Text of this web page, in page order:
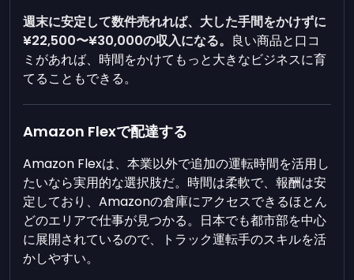
週末に安定して数件売れれば、大した手間をかけずに
¥22,500〜¥30,000の収入になる。 良い商品と口コ
ミがあれば、時間をかけてもっと大きなビジネスに育
てることもできる。
Amazon Flexで配達する
Amazon Flexは、本業以外で追加の運転時間を活用し
たいなら実用的な選択肢だ。時間は柔軟で、報酬は安
定しており、Amazonの倉庫にアクセスできるほとん
どのエリアで仕事が見つかる。日本でも都市部を中心
に展開されているので、トラック運転手のスキルを活
かしやすい。